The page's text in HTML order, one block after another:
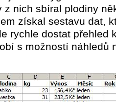
z nich sbíral plodiny
získal sestavu dat,
rychle dostat přehled
s možností náhledů